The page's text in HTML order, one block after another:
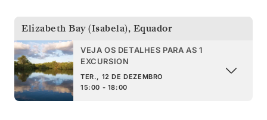
Elizabeth Bay (Isabela), Equador
VEJA OS DETALHES PARA AS 1
EXCURSION
TER., 12 DE DEZEMBRO
15:00 - 18:00